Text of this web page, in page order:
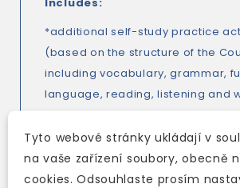
*additional self-study practice
(based on the structure of the
including vocabulary, grammar,
language, reading, listening and
activities
*answer key
*audio scripts
Tyto webové stránky ukládají v
na vaše zařízení soubory, obecně
cookies. Odsouhlaste prosím